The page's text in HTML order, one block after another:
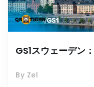
GS1スウェーデン
By Zel